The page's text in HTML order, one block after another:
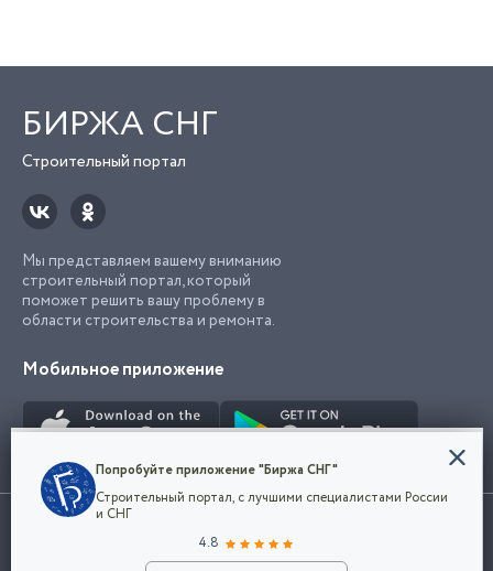
БИРЖА СНГ
Строительный портал
Мы представляем вашему вниманию
строительный портал, который
поможет решить вашу проблему в
области строительства и ремонта.
Мобильное приложение
Использование сайта, в том числе подача объявлений, означает
марки представленные на сайте являются собственностью их
Конфиденциальность
Мы используем файлы cookie, чтобы сделать
наш сайт удобным для каждого
Политикой конфиденциальности компании
Попробуйте приложение "Биржа СНГ"
Строительный портал, с лучшими специалистами России
и СНГ
4.8